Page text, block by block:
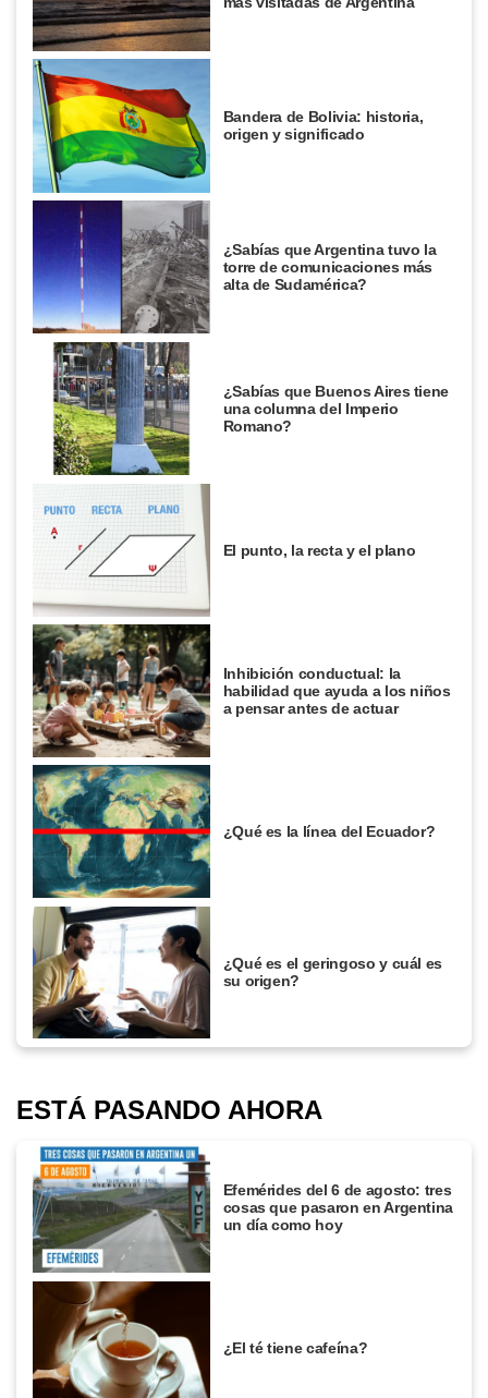
Bandera de Bolivia: historia,
origen y significado
¿Sabías que Argentina tuvo la
torre de comunicaciones más
alta de Sudamérica?
¿Sabías que Buenos Aires tiene
una columna del Imperio
Romano?
El punto, la recta y el plano
Inhibición conductual: la
habilidad que ayuda a los niños
a pensar antes de actuar
¿Qué es la línea del Ecuador?
¿Qué es el geringoso y cuál es
su origen?
ESTÁ PASANDO AHORA
Efemérides del 6 de agosto: tres
cosas que pasaron en Argentina
un día como hoy
¿El té tiene cafeína?